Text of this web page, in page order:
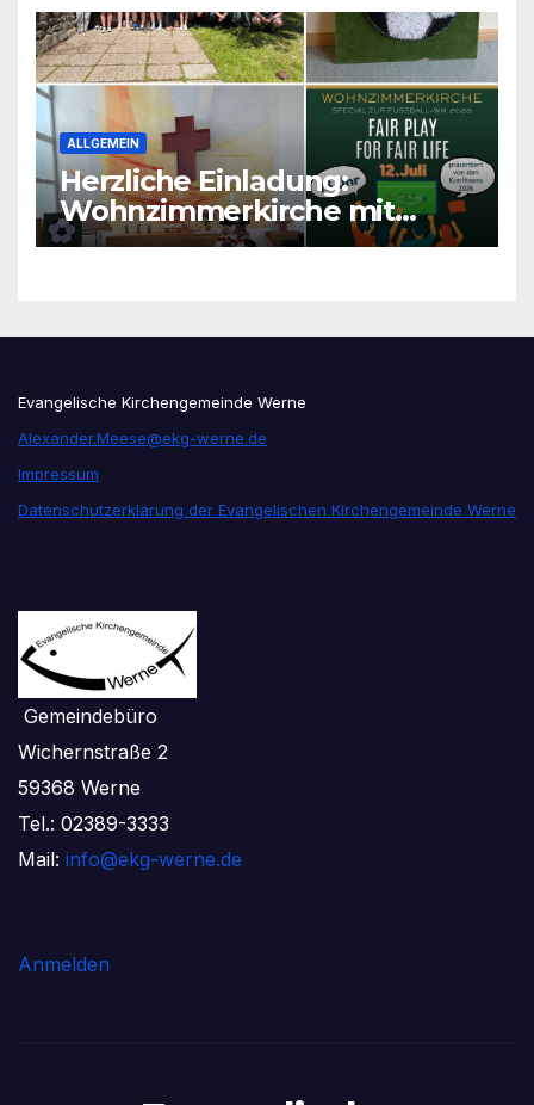
ALLGEMEIN
Herzliche Einladung:
Wohnzimmerkirche mit
unseren Konfis
Evangelische Kirchengemeinde Werne
Alexander.Meese@ekg-werne.de
Impressum
Datenschutzerklärung der Evangelischen Kirchengemeinde Werne
Gemeindebüro
Wichernstraße 2
59368 Werne
Tel.: 02389-3333
Mail: info@ekg-werne.de
Anmelden